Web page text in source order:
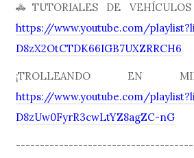
🚓TUTORIALES DE
https://www.youtube.com/
D8zX2OtCTDK66IGB7UXZRRCH6
¡TROLLEANDO EN
https://www.youtube.com/
D8zUw0FyrR3cwLtYZ8agZC-nG